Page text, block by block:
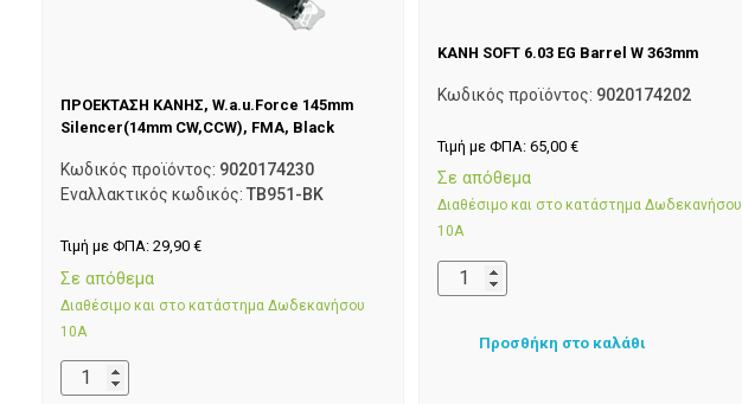
ΠΡΟΕΚΤΑΣΗ ΚΑΝΗΣ, W.a.u.Force 145mm
Silencer(14mm CW,CCW), FMA, Black
Κωδικός προϊόντος: 9020174230
Εναλλακτικός κωδικός: TB951-BK
Τιμή με ΦΠΑ: 29,90 €
Σε απόθεμα
Διαθέσιμο και στο κατάστημα Δωδεκανήσου
10Α
ΚΑΝΗ SOFT 6.03 EG Barrel W 363mm
Κωδικός προϊόντος: 9020174202
Τιμή με ΦΠΑ:65,00€
Σε απόθεμα
Διαθέσιμο και στο κατάστημα Δωδεκανήσου
10Α
Προσθήκη στο καλάθι